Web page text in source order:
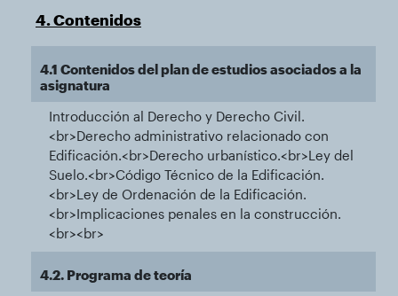
4. Contenidos
4.1 Contenidos del plan de estudios asociados a la
asignatura
Introducción al Derecho y Derecho Civil.
<br>Derecho administrativo relacionado con
Edificación.<br>Derecho urbanístico.<br>Ley del
Suelo.<br>Código Técnico de la Edificación.
<br>Ley de Ordenación de la Edificación.
<br>Implicaciones penales en la construcción.
<br><br>
4.2. Programa de teoría